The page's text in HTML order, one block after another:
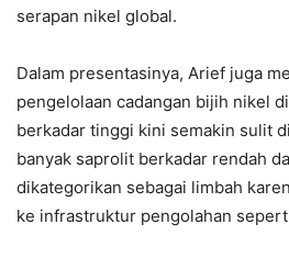
serapan nikel global.
Dalam presentasinya, Arief juga
pengelolaan cadangan bijih nikel
berkadar tinggi kini semakin sulit
banyak saprolit berkadar rendah
dikategorikan sebagai limbah
ke infrastruktur pengolahan